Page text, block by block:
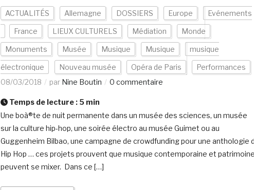
ACTUALITÉS Allemagne DOSSIERS Europe Evénements
France LIEUX CULTURELS Médiation Monde
Monuments Musée Musique Musique musique
électronique Nouveau musée Opéra de Paris
Performances
08/03/2018
par Nine Boutin 0 commentaire
Temps de lecture : 5 min
Une boà®te de nuit permanente dans un musée des sciences, un musée
sur la culture hip-hop, une soirée électro au musée Guimet ou au
Guggenheim Bilbao, une campagne de crowdfunding pour une anthologie
Hip Hop … ces projets prouvent que musique contemporaine et
peuvent se mixer. Dans ce […]